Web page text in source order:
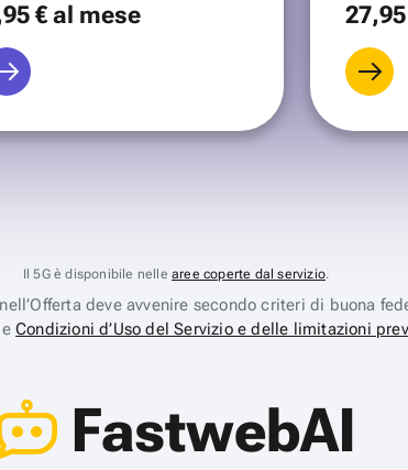
€al mese 27
Il 5G è disponibile nelle aree coperte dal servizio.
deve avvenire secondo criteri di buona
Condizioni d’Uso del Servizio e delle limitazioni
FastwebAI